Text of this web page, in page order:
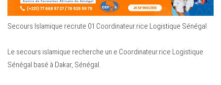
Secours Islamique recrute 01 Coordinateur.rice Logistique Sénégal
Le secours islamique recherche un.e Coordinateur.rice Logistique
Sénégal basé à Dakar, Sénégal.